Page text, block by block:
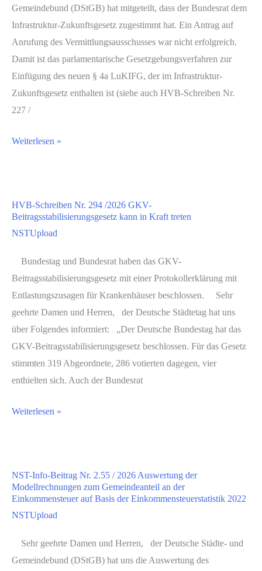
Modellrechnungen
zum
Gemeindeanteil
an
der
Einkommensteuer
auf
der
Gemeindebund (DStGB) hat mitgeteilt, dass der Bundesrat dem
Infrastruktur-Zukunftsgesetz zugestimmt hat. Ein Antrag auf
Anrufung des Vermittlungsausschusses war nicht erfolgreich.
Damit ist das parlamentarische Gesetzgebungsverfahren zur
Einfügung des neuen § 4a LuKIFG, der im Infrastruktur-
Zukunftsgesetz enthalten ist (siehe auch HVB-Schreiben Nr.
227 /
NST-
2.57
Einsatz
der
Sondervermögenmittel
des
Bundes,
Einfügen
des
neuen
4a
Weiterlesen »
HVB-Schreiben Nr. 294 /2026 GKV-
Beitragsstabilisierungsgesetz kann in Kraft treten
NSTUpload
Bundestag und Bundesrat haben das GKV-
Beitragsstabilisierungsgesetz mit einer Protokollerklärung mit
Entlastungszusagen für Krankenhäuser beschlossen. Sehr
geehrte Damen und Herren, der Deutsche Städtetag hat uns
über Folgendes informiert: „Der Deutsche Bundestag hat das
GKV-Beitragsstabilisierungsgesetz beschlossen. Für das Gesetz
stimmten 319 Abgeordnete, 286 votierten dagegen, vier
enthielten sich. Auch der Bundesrat
HVB-
/2026
GKV-
Beitragsstabilisierungsgesetz
Kraft
Weiterlesen »
NST-Info-Beitrag Nr. 2.55 / 2026 Auswertung der
Modellrechnungen zum Gemeindeanteil an der
Einkommensteuer auf Basis der Einkommensteuerstatistik 2022
NSTUpload
Sehr geehrte Damen und Herren, der Deutsche Städte- und
Gemeindebund (DStGB) hat uns die Auswertung des